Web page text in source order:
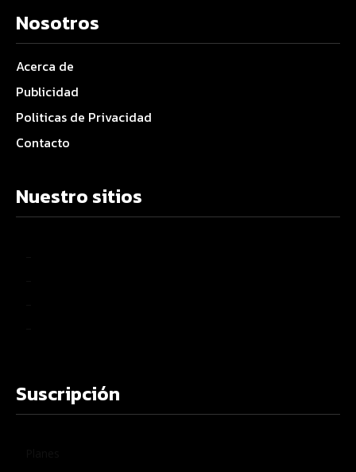
Nosotros
Acerca de
Publicidad
Politicas de Privacidad
Contacto
Nuestro sitios
Suscripción